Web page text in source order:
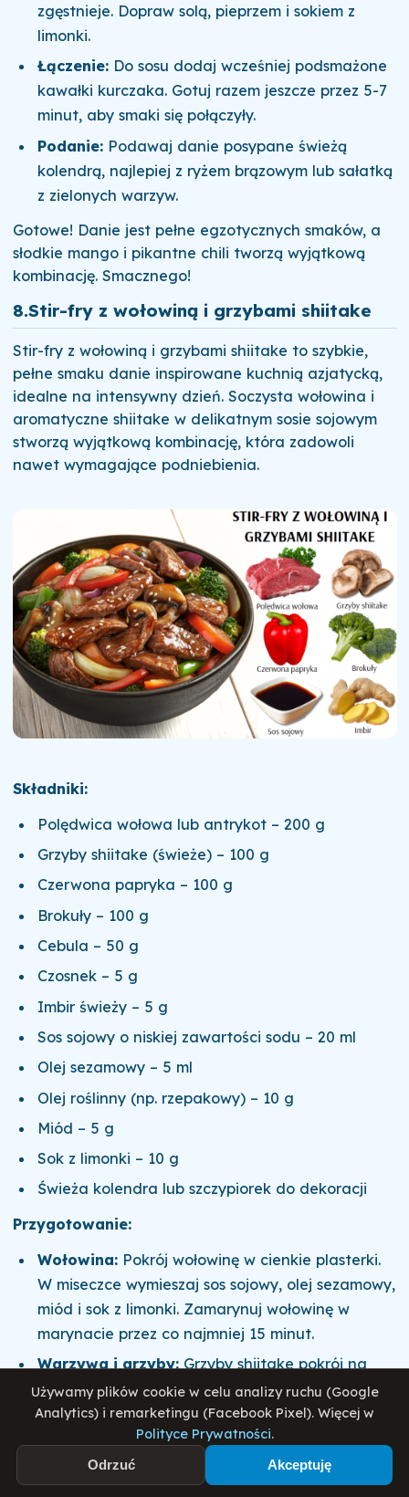
zgęstnieje. Dopraw solą, pieprzem i sokiem z
limonki.
Łączenie: Do sosu dodaj wcześniej podsmażone
kawałki kurczaka. Gotuj razem jeszcze przez 5-7
minut, aby smaki się połączyły.
Podanie: Podawaj danie posypane świeżą
kolendrą, najlepiej z ryżem brązowym lub sałatką
z zielonych warzyw.
Gotowe! Danie jest pełne egzotycznych smaków, a
słodkie mango i pikantne chili tworzą wyjątkową
kombinację. Smacznego!
8.Stir-fry z wołowiną i grzybami shiitake
Stir-fry z wołowiną i grzybami shiitake to szybkie,
pełne smaku danie inspirowane kuchnią azjatycką,
idealne na intensywny dzień. Soczysta wołowina i
aromatyczne shiitake w delikatnym sosie sojowym
stworzą wyjątkową kombinację, która zadowoli
nawet wymagające podniebienia.
Składniki:
Polędwica wołowa lub antrykot – 200 g
Grzyby shiitake (świeże) – 100 g
Czerwona papryka – 100 g
Brokuły – 100 g
Cebula – 50 g
Czosnek – 5 g
Imbir świeży – 5 g
Sos sojowy o niskiej zawartości sodu – 20 ml
Olej sezamowy – 5 ml
Olej roślinny (np. rzepakowy) – 10 g
Miód – 5 g
Sok z limonki – 10 g
Świeża kolendra lub szczypiorek do dekoracji
Przygotowanie:
Wołowina: Pokrój wołowinę w cienkie plasterki.
W miseczce wymieszaj sos sojowy, olej sezamowy,
miód i sok z limonki. Zamarynuj wołowinę w
marynacie przez co najmniej 15 minut.
Warzywa i grzyby: Grzyby shiitake pokrój na
plasterki, paprykę w paski, brokuły podziel na
małe różyczki, cebulę i czosnek drobno posiekaj,
a imbir zetrzyj.
Smażenie:Na dużej patelni lub woku rozgrzej
Używamy plików cookie w celu analizy ruchu (Google
Analytics) i remarketingu (Facebook Pixel). Więcej w
Polityce Prywatności.
Odrzuć Akceptuję